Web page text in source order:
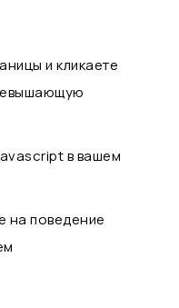
и кликаете
в вашем
на поведение